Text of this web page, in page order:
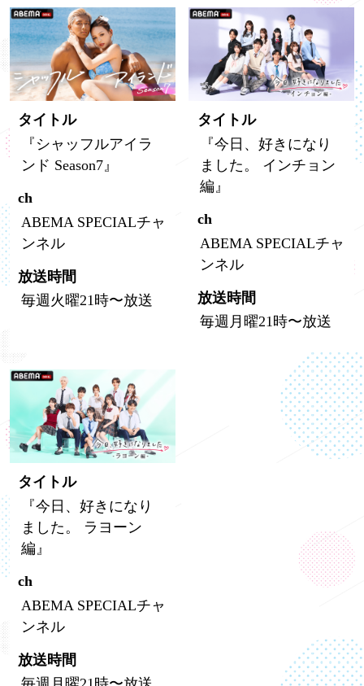
タイトル
『シャッフルアイラ
ンド Season7』
ch
ABEMA SPECIALチャ
ンネル
放送時間
毎週火曜21時〜放送
タイトル
『今日、好きになり
ました。 インチョン
編』
ch
ABEMA SPECIALチャ
ンネル
放送時間
毎週月曜21時〜放送
タイトル
『今日、好きになり
ました。 ラヨーン
編』
ch
ABEMA SPECIALチャ
ンネル
放送時間